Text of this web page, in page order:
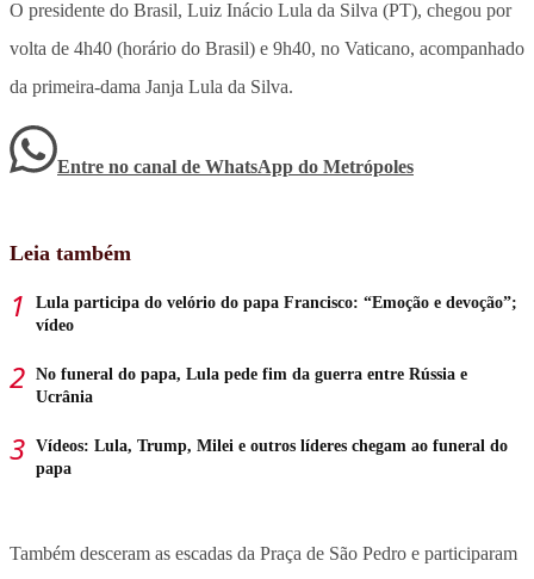
O presidente do Brasil, Luiz Inácio Lula da Silva (PT), chegou por
volta de 4h40 (horário do Brasil) e 9h40, no Vaticano, acompanhado
da primeira-dama Janja Lula da Silva.
Entre no canal de WhatsApp do Metrópoles
Leia também
Lula participa do velório do papa Francisco: “Emoção e devoção”;
vídeo
No funeral do papa, Lula pede fim da guerra entre Rússia e
Ucrânia
Vídeos: Lula, Trump, Milei e outros líderes chegam ao funeral do
papa
Também desceram as escadas da Praça de São Pedro e participaram